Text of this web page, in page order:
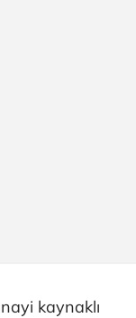
kaynaklı